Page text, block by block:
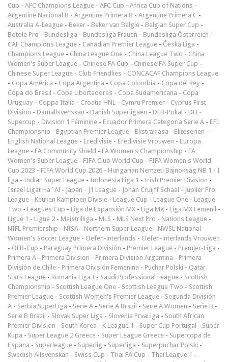
Cup - AFC Champions League - AFC Cup - Africa Cup of Nations -
Argentine Nacional B - Argentine Primera B - Argentine Primera C -
Australia A-League - Beker - Beker van België - Belgian Super Cup -
Botola Pro - Bundesliga - Bundesliga Frauen - Bundesliga Österreich -
CAF Champions League - Canadian Premier League - Česká Liga -
Champions League - China League One - China League Two - China
Women's Super League - Chinese FA Cup - Chinese FA Super Cup -
Chinese Super League - Club Friendlies - CONCACAF Champions League
- Copa América - Copa Argentina - Copa Colombia - Copa del Rey -
Copa do Brasil - Copa Libertadores - Copa Sudamericana - Copa
Uruguay - Coppa Italia - Croatia HNL - Cymru Premier - Cyprus First
Division - Damallsvenskan - Danish Superligaen - DFB-Pokal - DFL-
Supercup - Division 1 Féminine - Ecuador Primera Categoría Serie A - EFL
Championship - Egyptian Premier League - Ekstraklasa - Eliteserien -
English National League - Eredivisie - Eredivisie Vrouwen - Europa
League - FA Community Shield - FA Women's Championship - FA
Women's Super League - FIFA Club World Cup - FIFA Women's World
Cup 2023 - FIFA World Cup 2026 - Hungarian Nemzeti Bajnokság NB 1 - I
liga - Indian Super League - Indonesia Liga 1 - Irish Premier Division -
Israel Ligat Ha`Al - Japan - J1 League - Johan Cruijff Schaal - Jupiler Pro
League - Keuken Kampioen Divisie - League Cup - League One - League
Two - Leagues Cup - Liga de Expansión MX - Liga MX - Liga MX Femenil -
Ligue 1 - Ligue 2 - Meistriliiga - MLS - MLS Next Pro - Nations League -
NIFL Premiership - NISA - Northern Super League - NWSL National
Women's Soccer League - Oefen-interlands - Oefen-interlands Vrouwen
- ÖFB-Cup - Paraguay Primera División - Premier League - Premjer-Liga -
Primera A - Primera Division - Primera Division Argentina - Primera
División de Chile - Primera División Femenina - Puchar Polski - Qatar
Stars League - Romania Liga I - Saudi Professional League - Scottish
Championship - Scottish League One - Scottish League Two - Scottish
Premier League - Scottish Women's Premier League - Segunda División
A - Serbia SuperLiga - Serie A - Serie A Brazil - Serie A Women - Serie B -
Serie B Brazil - Slovak Super Liga - Slovenia PrvaLiga - South African
Premier Division - South Korea - K League 1 - Super Cup Portugal - Süper
Kupa - Super League 2 Greece - Super League Greece - Supercopa de
Espana - Superleague - Superlig - Superliga - Superpuchar Polski -
Swedish Allsvenskan - Swiss Cup - Thai FA Cup - Thai League 1 -